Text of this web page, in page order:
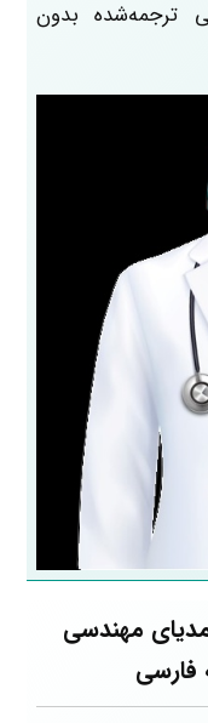
ترجمه‌شده بدون
مهندسی
فارسی